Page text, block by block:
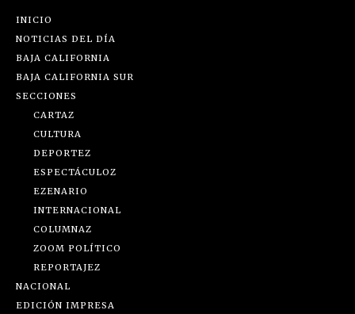
INICIO
NOTICIAS DEL DÍA
BAJA CALIFORNIA
BAJA CALIFORNIA SUR
SECCIONES
CARTAZ
CULTURA
DEPORTEZ
ESPECTÁCULOZ
EZENARIO
INTERNACIONAL
COLUMNAZ
ZOOM POLÍTICO
REPORTAJEZ
NACIONAL
EDICIÓN IMPRESA